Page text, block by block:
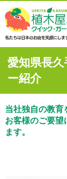
愛知県長
ー紹介
当社独自の教育
お客様のご要望
ます。